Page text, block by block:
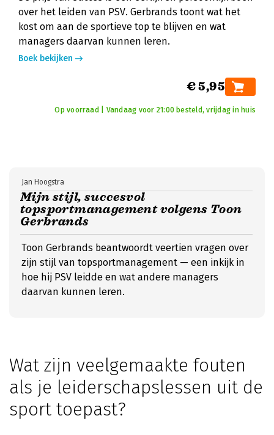
over het leiden van PSV. Gerbrands toont wat het
kost om aan de sportieve top te blijven en wat
managers daarvan kunnen leren.
Boek bekijken
€ 5,95
Op voorraad | Vandaag voor 21:00 besteld, vrijdag in huis
Mijn stijl, succesvol
topsportmanagement volgens Toon
Gerbrands
Jan Hoogstra
Toon Gerbrands beantwoordt veertien vragen over
zijn stijl van topsportmanagement — een inkijk in
hoe hij PSV leidde en wat andere managers
daarvan kunnen leren.
Wat zijn veelgemaakte fouten
als je leiderschapslessen uit de
sport toepast?